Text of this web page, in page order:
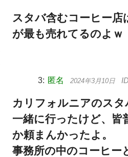
スタバ含むコーヒー店
が最も売れてるのよｗ
匿名 2024年3月10日
カリフォルニアのスタ
一緒に行ったけど、皆
か頼まんかったよ。
事務所の中のコーヒー